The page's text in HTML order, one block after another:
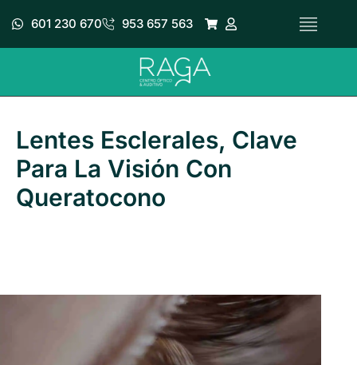
contenido
601 230 670 953 657 563
Lentes Esclerales, Clave
Para La Visión Con
Queratocono